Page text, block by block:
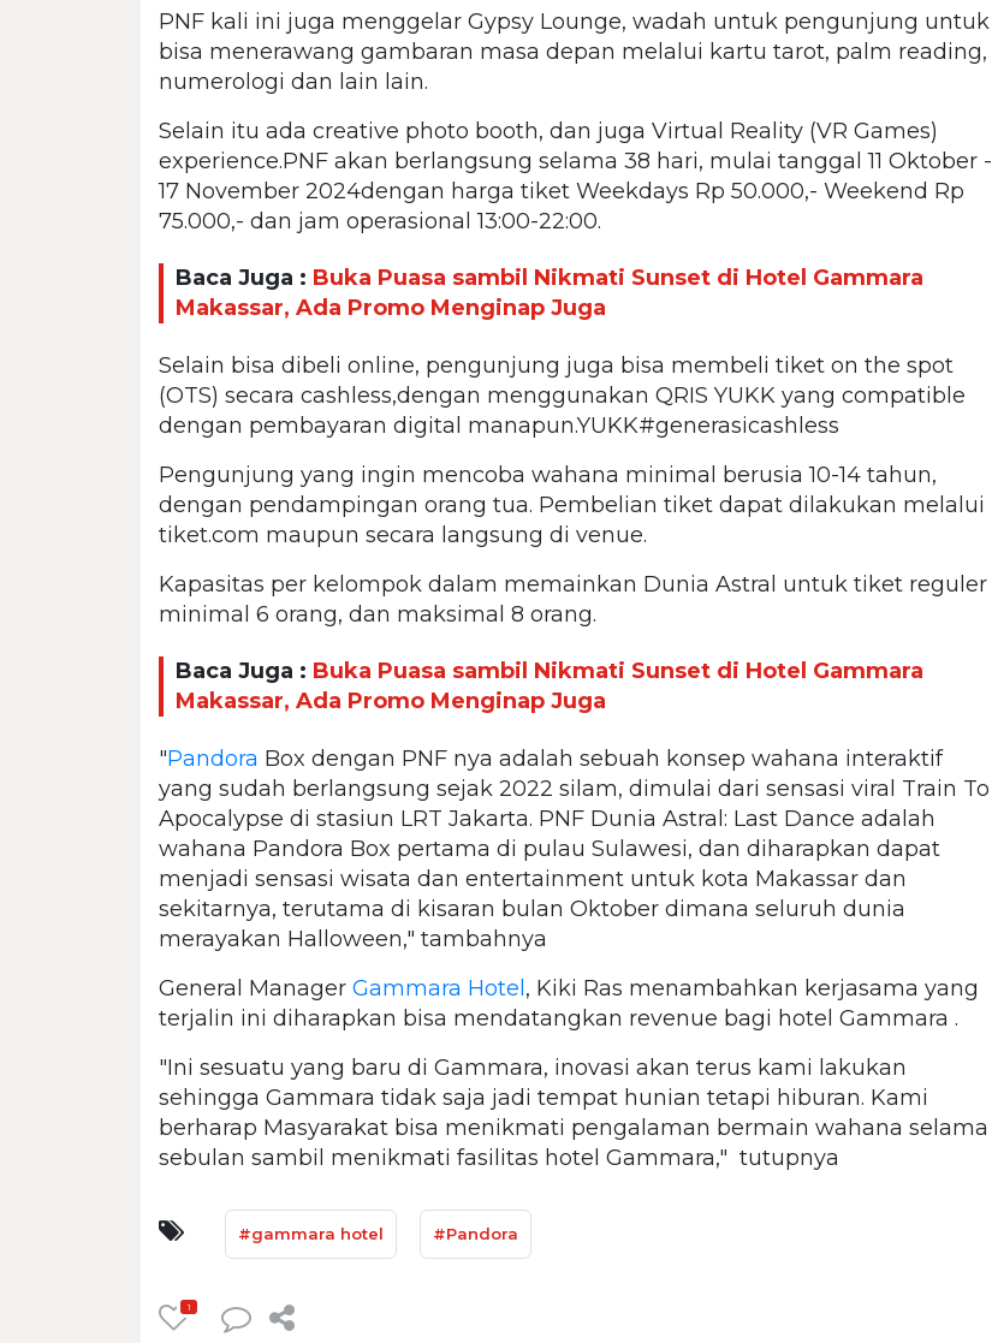
PNF kali ini juga menggelar Gypsy Lounge, wadah untuk pengunjung untuk
bisa menerawang gambaran masa depan melalui kartu tarot, palm reading,
numerologi dan lain lain.
Selain itu ada creative photo booth, dan juga Virtual Reality (VR Games)
experience.PNF akan berlangsung selama 38 hari, mulai tanggal 11 Oktober -
17 November 2024dengan harga tiket Weekdays Rp 50.000,- Weekend Rp
75.000,- dan jam operasional 13:00-22:00.
Baca Juga : Buka Puasa sambil Nikmati Sunset di Hotel Gammara
Makassar, Ada Promo Menginap Juga
Selain bisa dibeli online, pengunjung juga bisa membeli tiket on the spot
(OTS) secara cashless,dengan menggunakan QRIS YUKK yang compatible
dengan pembayaran digital manapun.YUKK#generasicashless
Pengunjung yang ingin mencoba wahana minimal berusia 10-14 tahun,
dengan pendampingan orang tua. Pembelian tiket dapat dilakukan melalui
tiket.com maupun secara langsung di venue.
Kapasitas per kelompok dalam memainkan Dunia Astral untuk tiket reguler
minimal 6 orang, dan maksimal 8 orang.
Baca Juga : Buka Puasa sambil Nikmati Sunset di Hotel Gammara
Makassar, Ada Promo Menginap Juga
"Pandora Box dengan PNF nya adalah sebuah konsep wahana interaktif
yang sudah berlangsung sejak 2022 silam, dimulai dari sensasi viral Train To
Apocalypse di stasiun LRT Jakarta. PNF Dunia Astral: Last Dance adalah
wahana Pandora Box pertama di pulau Sulawesi, dan diharapkan dapat
menjadi sensasi wisata dan entertainment untuk kota Makassar dan
sekitarnya, terutama di kisaran bulan Oktober dimana seluruh dunia
merayakan Halloween," tambahnya
General Manager Gammara Hotel, Kiki Ras menambahkan kerjasama yang
terjalin ini diharapkan bisa mendatangkan revenue bagi hotel Gammara .
"Ini sesuatu yang baru di Gammara, inovasi akan terus kami lakukan
sehingga Gammara tidak saja jadi tempat hunian tetapi hiburan. Kami
berharap Masyarakat bisa menikmati pengalaman bermain wahana selama
sebulan sambil menikmati fasilitas hotel Gammara," tutupnya
#gammara hotel #Pandora
1